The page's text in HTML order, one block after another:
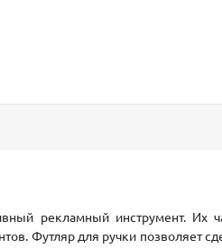
рекламный инструмент. Их
Футляр для ручки позволяет